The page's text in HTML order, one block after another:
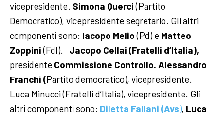
vicepresidente. Simona Querci(Partito
Democratico), vicepresidente segretario. Gli altri
componenti sono: Iacopo Melio(Pd) e Matteo
Zoppini(FdI).
Jacopo Cellai (Fratelli d’Italia),
presidente Commissione Controllo. Alessandro
Franchi (Partito democratico), vicepresidente.
Luca Minucci (Fratelli d’Italia), vicepresidente. Gli
altri componenti sono: Diletta Fallani (Avs), Luca